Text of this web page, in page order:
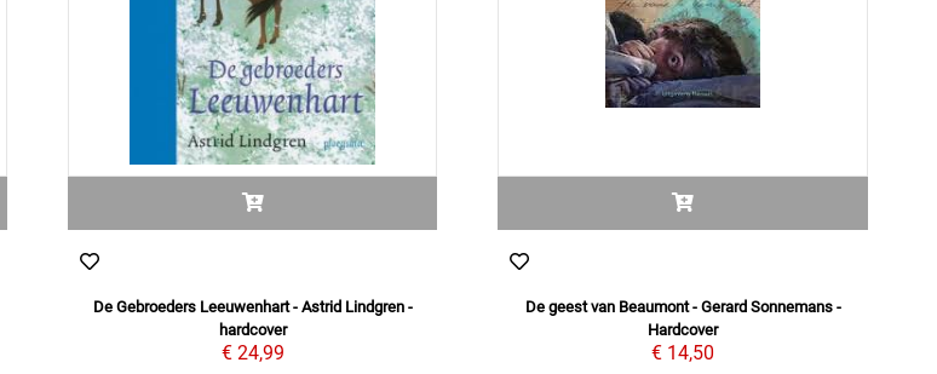
De Gebroeders Leeuwenhart - Astrid Lindgren -
hardcover
€ 24,99
De geest van Beaumont - Gerard Sonnemans -
Hardcover
€ 14,50